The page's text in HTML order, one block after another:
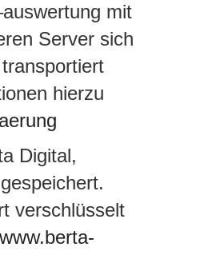
mit
Server sich
hierzu
Digital,
verschlüsselt
www.berta-